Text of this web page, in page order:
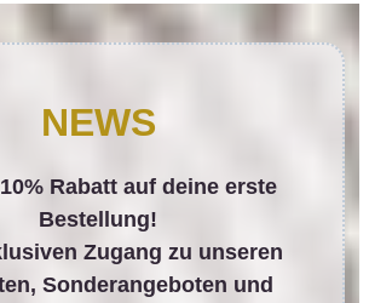
NEWS
Rabatt auf deine erste
Bestellung!
Zugang zu unseren
Sonderangeboten und